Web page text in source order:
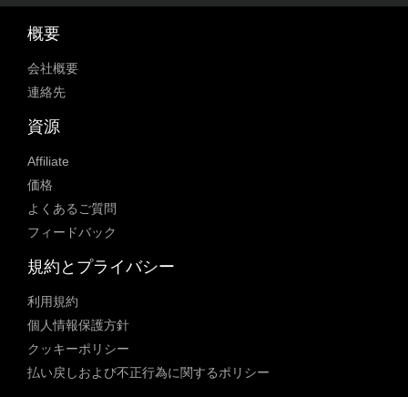
概要
会社概要
連絡先
資源
Affiliate
価格
よくあるご質問
フィードバック
規約とプライバシー
利用規約
個人情報保護方針
クッキーポリシー
払い戻しおよび不正行為に関するポリシー